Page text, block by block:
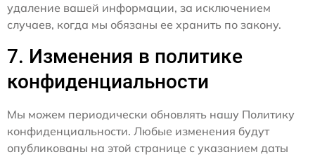
удаление вашей информации, за исключением
случаев, когда мы обязаны ее хранить по закону.
7. Изменения в политике
конфиденциальности
Мы можем периодически обновлять нашу Политику
конфиденциальности. Любые изменения будут
опубликованы на этой странице с указанием даты